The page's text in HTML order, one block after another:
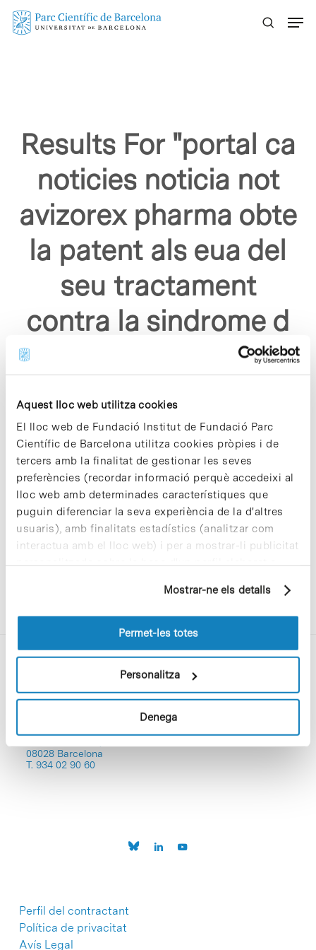
Aquest lloc web utilitza cookies
El lloc web de Fundació Institut de Fundació Parc
Científic de Barcelona utilitza cookies pròpies i de
tercers amb la finalitat de gestionar les seves
preferències (recordar informació perquè accedeixi al
lloc web amb determinades característiques que
puguin diferenciar la seva experiència de la d'altres
usuaris), amb finalitats estadístics (analitzar com
interactua amb el lloc web) i per a mostrar-li publicitat
personalitzada sobre la base d'un perfil elaborat a
pàgines visitades). Per a obtenir més informació sobre
les cookies pot consultar laPolítica de cookiesdel
Mostrar-ne els detalls
Permet-les totes
Personalitza
Denega
Skip
Results For "portal ca
noticies noticia not
avizorex pharma obte
la patent als eua del
seu tractament
contra la sindrome d
Sorry, no results were found.
Please try again with different keywords.
08028 Barcelona
T. 934 02 90 60
Perfil del contractant
Política de privacitat
Avís Legal